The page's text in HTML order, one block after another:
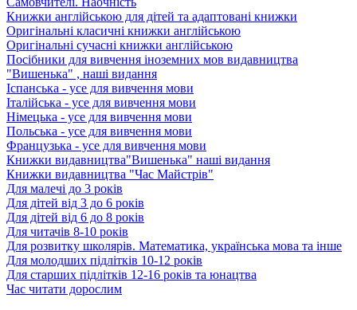
Книжки англійською для дітей та адаптовані книжки
Оригінальні класичні книжки англійською
Оригінальні сучасні книжки англійською
Посібники для вивчення іноземних мов видавництва
"Вишенька" , наші видання
Іспанська - усе для вивчення мови
Італійська - усе для вивчення мови
Німецька - усе для вивчення мови
Польська - усе для вивчення мови
Французька - усе для вивчення мови
Книжки видавництва"Вишенька" наші видання
Книжки видавництва "Час Майстрів"
Для малечі до 3 років
Для дітей від 3 до 6 років
Для дітей від 6 до 8 років
Для читачів 8-10 років
Для розвитку школярів. Математика, українська мова та інше
Для молодших підлітків 10-12 років
Для старших підлітків 12-16 років та юнацтва
Час читати дорослим